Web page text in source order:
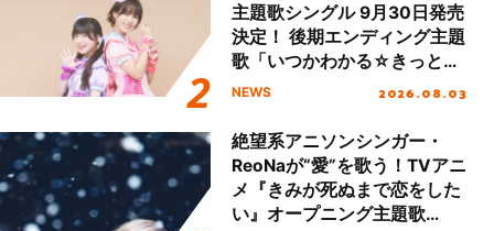
主題歌シングル 9月30日発売
決定！ 後期エンディング主題
歌「いつかわかる☆きっとあ
える」TVサイズ先行配信開
NEWS 2026.08.03
絶望系アニソンシンガー・
ReoNaが“愛”を歌う！TVアニ
メ『きみが死ぬまで恋をした
い』オープニング主題歌